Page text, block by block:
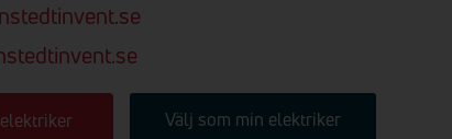
Välj som min elektriker